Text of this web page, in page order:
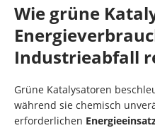
Wie grüne
Industrieabfall
Grüne Katalysatoren
während sie chemisch
erforderlichen